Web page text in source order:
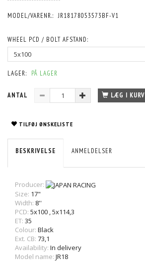
MODEL/VARENR.: JR18178053573BF-V1
WHEEL PCD / BOLT AFSTAND:
LAGER: PÅ LAGER
ANTAL LÆG I KURV
TILFØJ ØNSKELISTE
BESKRIVELSE ANMELDELSER
Producer:
Size: 17"
Width: 8''
PCD: 5x100 ,5x114,3
ET: 35
Colour: Black
Ext. CB: 73,1
Availability: In delivery
Model name: JR18